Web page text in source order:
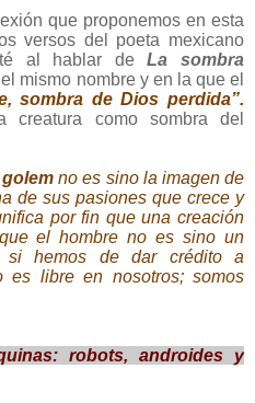
que proponemos en esta
versos del poeta mexicano
al hablar deLa sombra
mismo nombre y en la que el
sombra de Dios perdida”.
creatura como sombra del
golem no es sino la imagen de
de sus pasiones que crece y
por fin que una creación
el hombre no es sino un
hemos de dar crédito a
es libre en nosotros; somos
robots, androides y